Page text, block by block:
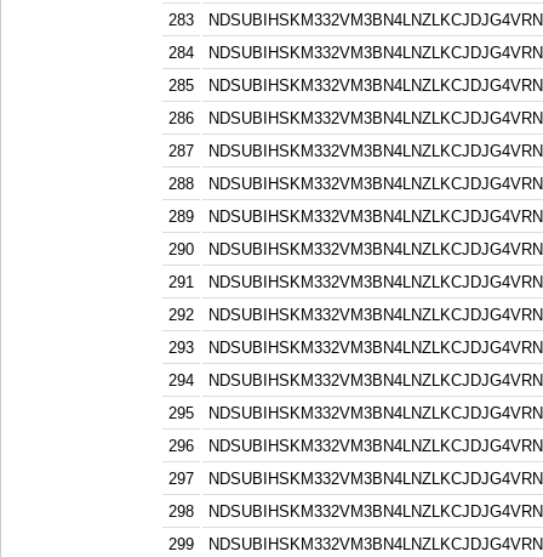
283
284
285
286
287
288
289
290
291
292
293
294
295
296
297
298
299